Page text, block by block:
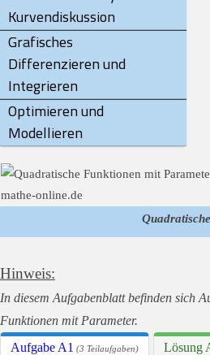
Kurvendiskussion
Grafisches
Differenzieren und
Integrieren
Optimieren und
Modellieren
Hinweis:
In diesem Aufgabenblatt befinden sich
Funktionen mit Parameter.
Aufgabe A1 (3 Teilaufgaben) Lösung